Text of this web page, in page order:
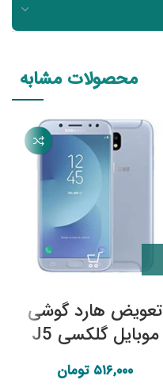
محصولات مشابه
تعویض هارد گوشی
موبایل گلکسی J5
سامسونگ
۵۱۶,۰۰۰ تومان